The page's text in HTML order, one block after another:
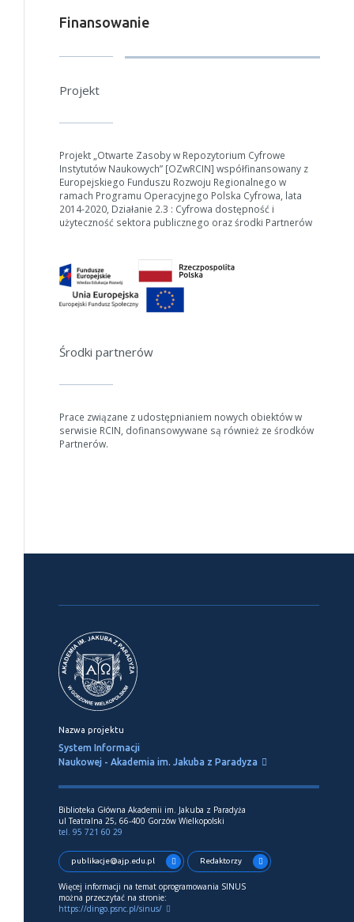
W zależności od ilości danych do przetworzenia generowanie pliku
może się wydłużyć.
Jeśli generowanie trwa zbyt długo można ograniczyć dane np.
zmniejszając zakres lat.
Anuluj
Finansowanie
Projekt
Projekt „Otwarte Zasoby w Repozytorium Cyfrowe
Instytutów Naukowych” [OZwRCIN] współfinansowany z
Europejskiego Funduszu Rozwoju Regionalnego w
ramach Programu Operacyjnego Polska Cyfrowa, lata
2014-2020, Działanie 2.3 : Cyfrowa dostępność i
użyteczność sektora publicznego oraz środki Partnerów
Środki partnerów
Prace związane z udostępnianiem nowych obiektów w
serwisie RCIN, dofinansowywane są również ze środków
Partnerów.
Nazwa projektu
System Informacji
Naukowej - Akademia im. Jakuba z Paradyza
Biblioteka Główna Akademii im. Jakuba z Paradyża
ul Teatralna 25, 66-400 Gorzów Wielkopolski
tel. 95 721 60 29
publikacje@ajp.edu.pl Redaktorzy
Więcej informacji na temat oprogramowania SINUS
można przeczytać na stronie:
https://dingo.psnc.pl/sinus/